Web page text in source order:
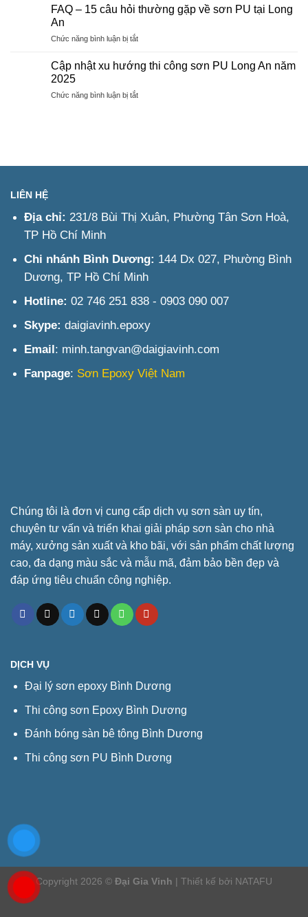
hệ
sơn
Long
Tư
FAQ – 15 câu hỏi thường gặp về sơn PU tại Long
An
Chức năng bình luận bị tắtở
15
hỏi
tại
Cập nhật xu hướng thi công sơn PU Long An năm
2025
Chức năng bình luận bị tắtở
công
An
năm
Chúng tôi là đơn vị cung cấp dịch vụ sơn sàn uy tín,
chuyên tư vấn và triển khai giải pháp sơn sàn cho nhà
máy, xưởng sản xuất và kho bãi, với sản phẩm chất lượng
cao, đa dạng màu sắc và mẫu mã, đảm bảo bền đẹp và
đáp ứng tiêu chuẩn công nghiệp.
LIÊN HỆ
Địa chỉ: 231/8 Bùi Thị Xuân, Phường Tân Sơn Hoà,
TP Hồ Chí Minh
Chi nhánh Bình Dương: 144 Dx 027, Phường Bình
Dương, TP Hồ Chí Minh
Hotline: 02 746 251 838 - 0903 090 007
Skype: daigiavinh.epoxy
Email : minh.tangvan@daigiavinh.com
Fanpage: Sơn Epoxy Việt Nam
DỊCH VỤ
Đại lý sơn epoxy Bình Dương
Thi công sơn Epoxy Bình Dương
Đánh bóng sàn bê tông Bình Dương
Thi công sơn PU Bình Dương
Copyright 2026 © Đại Gia Vinh | Thiết kế bởi NATAFU